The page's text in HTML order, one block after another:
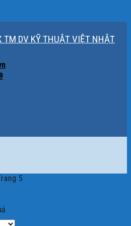
TM DV KỸ THUẬT VIỆT NHẬT
5